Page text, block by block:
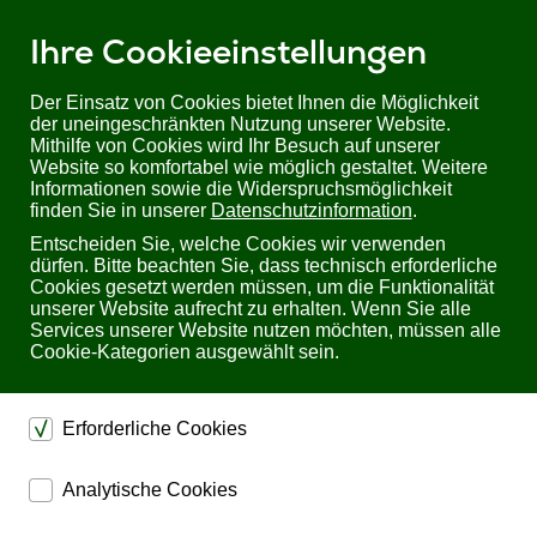
Ihre Cookieeinstellungen
Der Einsatz von Cookies bietet Ihnen die Möglichkeit
der uneingeschränkten Nutzung unserer Website.
Mithilfe von Cookies wird Ihr Besuch auf unserer
Website so komfortabel wie möglich gestaltet. Weitere
Informationen sowie die Widerspruchsmöglichkeit
finden Sie in unserer Datenschutzinformation.
Entscheiden Sie, welche Cookies wir verwenden
dürfen. Bitte beachten Sie, dass technisch erforderliche
Cookies gesetzt werden müssen, um die Funktionalität
unserer Website aufrecht zu erhalten. Wenn Sie alle
Services unserer Website nutzen möchten, müssen alle
Cookie-Kategorien ausgewählt sein.
Erforderliche Cookies
dienen dem technischen einwandfreien Betrieb unserer
Website.
Analytische Cookies
Sie befinden sich hier:Startseite Produkte
USV
KEOR T 10 von legrand | dreiphasig, 10 kVA | skalierbar bis 80 kVA
KEOR T 10 von legrand dreiphasig, 10 kVA
skalierbar bis 80 kVA